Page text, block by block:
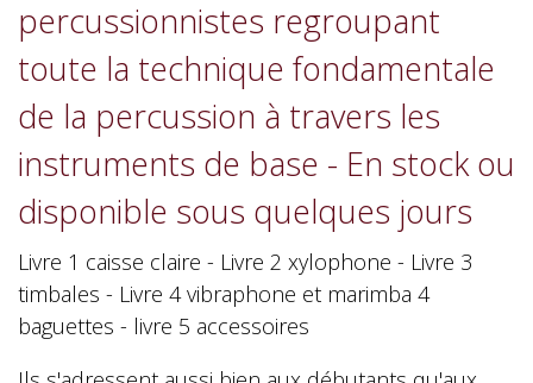
percussionnistes regroupant
toute la technique fondamentale
de la percussion à travers les
instruments de base - En stock ou
disponible sous quelques jours
Livre 1 caisse claire - Livre 2 xylophone - Livre 3
timbales - Livre 4 vibraphone et marimba 4
baguettes - livre 5 accessoires